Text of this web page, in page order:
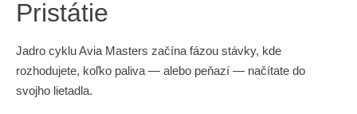
Pristátie
Jadro cyklu Avia Masters začína fázou stávky, kde
rozhodujete, koľko paliva — alebo peňazí — načítate do
svojho lietadla.